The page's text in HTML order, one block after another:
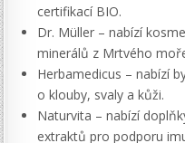
certifikací BIO.
Dr. Müller – nabízí
minerálů z Mrtvého
Herbamedicus – nabízí
o klouby, svaly a kůži.
Naturvita – nabízí
extraktů pro podporu